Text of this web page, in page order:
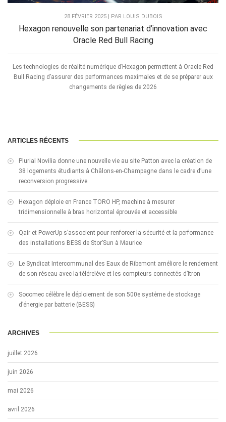
28 FÉVRIER 2025 | PAR LOUIS DUBOIS
Hexagon renouvelle son partenariat d’innovation avec
Oracle Red Bull Racing
Les technologies de réalité numérique d’Hexagon permettent à Oracle Red
Bull Racing d’assurer des performances maximales et de se préparer aux
changements de règles de 2026
ARTICLES RÉCENTS
Plurial Novilia donne une nouvelle vie au site Patton avec la création de
38 logements étudiants à Châlons-en-Champagne dans le cadre d’une
reconversion progressive
Hexagon déploie en France TORO HP, machine à mesurer
tridimensionnelle à bras horizontal éprouvée et accessible
Qair et PowerUp s’associent pour renforcer la sécurité et la performance
des installations BESS de Stor’Sun à Maurice
Le Syndicat Intercommunal des Eaux de Ribemont améliore le rendement
de son réseau avec la télérelève et les compteurs connectés d’Itron
Socomec célèbre le déploiement de son 500e système de stockage
d’énergie par batterie (BESS)
ARCHIVES
juillet 2026
juin 2026
mai 2026
avril 2026